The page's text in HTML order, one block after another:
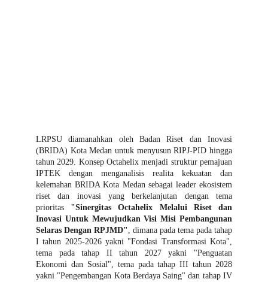
LRPSU diamanahkan oleh Badan Riset dan Inovasi
(BRIDA) Kota Medan untuk menyusun RIPJ-PID hingga
tahun 2029. Konsep Octahelix menjadi struktur pemajuan
IPTEK dengan menganalisis realita kekuatan dan
kelemahan BRIDA Kota Medan sebagai leader ekosistem
riset dan inovasi yang berkelanjutan dengan tema
prioritas "Sinergitas Octahelix Melalui Riset dan
Inovasi Untuk Mewujudkan Visi Misi Pembangunan
Selaras Dengan RPJMD", dimana pada tema pada tahap
I tahun 2025-2026 yakni "Fondasi Transformasi Kota",
tema pada tahap II tahun 2027 yakni "Penguatan
Ekonomi dan Sosial", tema pada tahap III tahun 2028
yakni "Pengembangan Kota Berdaya Saing" dan tahap IV